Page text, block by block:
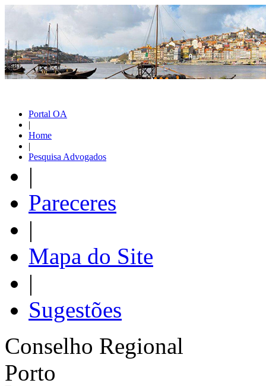
Portal OA
|
Home
|
Pesquisa Advogados
|
Pareceres
|
Mapa do Site
|
Sugestões
Conselho Regional
Porto